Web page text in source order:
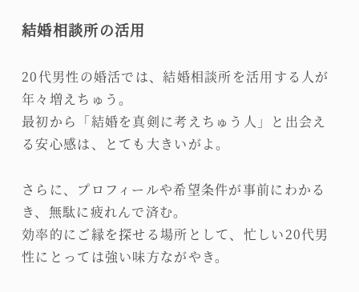
結婚相談所の活用
20代男性の婚活では、結婚相談所を活用する人が
年々増えちゅう。
最初から「結婚を真剣に考えちゅう人」と出会え
る安心感は、とても大きいがよ。
さらに、プロフィールや希望条件が事前にわかる
き、無駄に疲れんで済む。
効率的にご縁を探せる場所として、忙しい20代男
性にとっては強い味方ながやき。